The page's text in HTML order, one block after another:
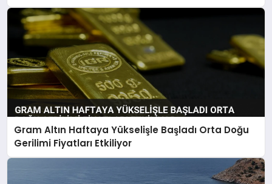
Gram Altın Haftaya Yükselişle Başladı Orta Doğu
Gerilimi Fiyatları Etkiliyor